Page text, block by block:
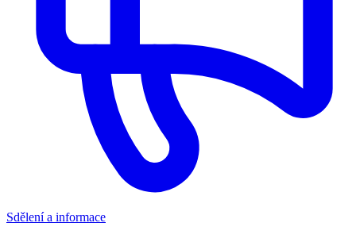
Sdělení a informace